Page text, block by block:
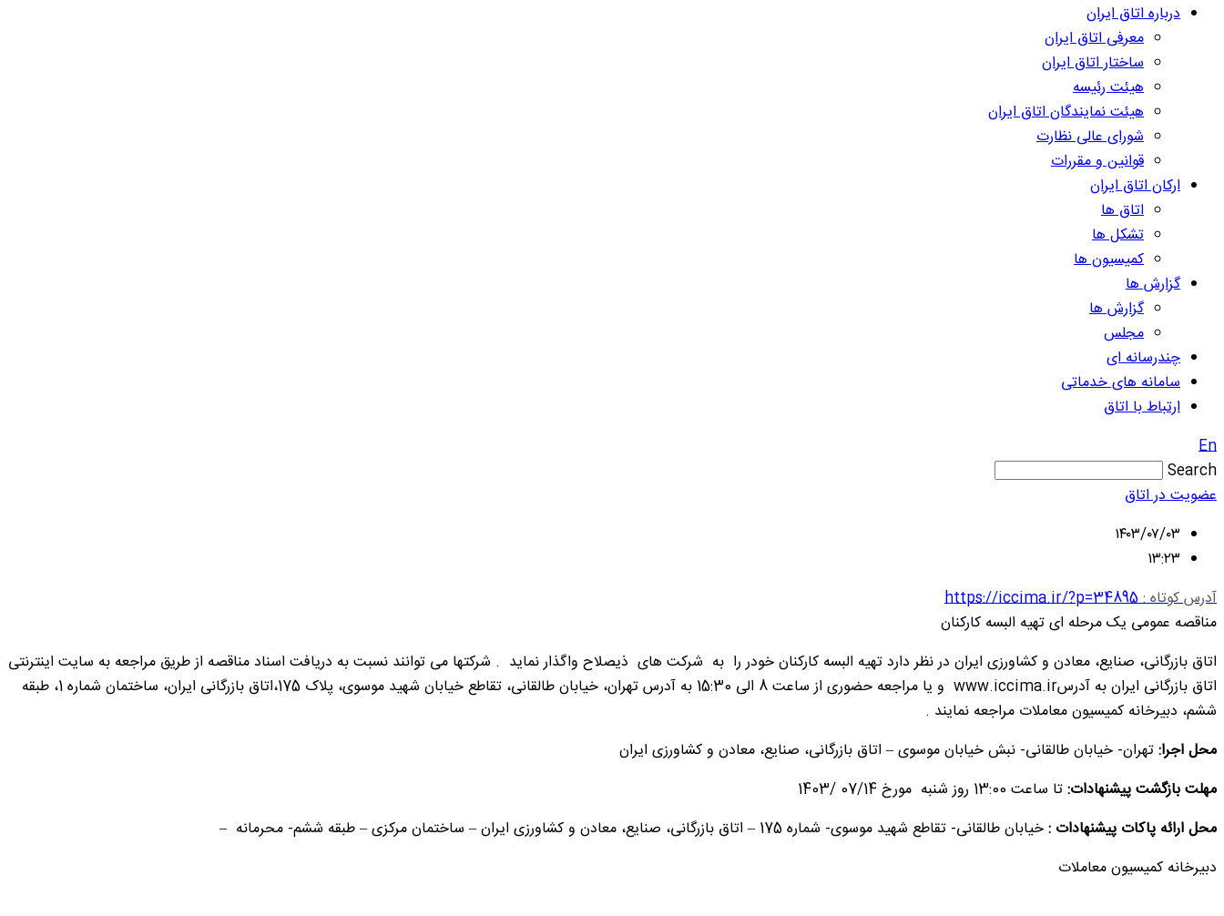
درباره اتاق ایران
معرفی اتاق ایران
ساختار اتاق ایران
هیئت رئیسه
هیئت نمایندگان اتاق ایران
شورای عالی نظارت
قوانین و مقررات
ارکان اتاق ایران
اتاق ها
تشکل ها
کمیسیون ها
گزارش ها
گزارش ها
مجلس
چندرسانه ای
سامانه های خدماتی
ارتباط با اتاق
En
Search
عضویت در اتاق
۱۴۰۳/۰۷/۰۳
۱۳:۲۳
آدرس کوتاه :https://iccima.ir/?p=34895
مناقصه عمومی یک مرحله ای تهیه البسه کارکنان
اتاق بازرگانی، صنایع، معادن و کشاورزی ایران در نظر دارد تهیه البسه کارکنان خودر را به شرکت های ذیصلاح واگذار نماید . شرکتها می توانند نسبت به دریافت اسناد مناقصه از طریق مراجعه به سایت اینترنتی
اتاق بازرگانی ایران به آدرسwww.iccima.ir و یا مراجعه حضوری از ساعت 8 الی 15:30 به آدرس تهران، خیابان طالقانی، تقاطع خیابان شهید موسوی، پلاک 175،اتاق بازرگانی ایران، ساختمان شماره 1، طبقه
ششم، دبیرخانه کمیسیون معاملات مراجعه نمایند .
محل اجرا:تهران- خیابان طالقانی- نبش خیابان موسوی – اتاق بازرگانی، صنایع، معادن و کشاورزی ایران
مهلت بازگشت پیشنهادات:تا ساعت 13:00 روز شنبه مورخ 07/14 /1403
محل ارائه پاکات پیشنهادات :خیابان طالقانی- تقاطع شهید موسوی- شماره 175 – اتاق بازرگانی، صنایع، معادن و کشاورزی ایران – ساختمان مرکزی – طبقه ششم- محرمانه –
دبیرخانه کمیسیون معاملات